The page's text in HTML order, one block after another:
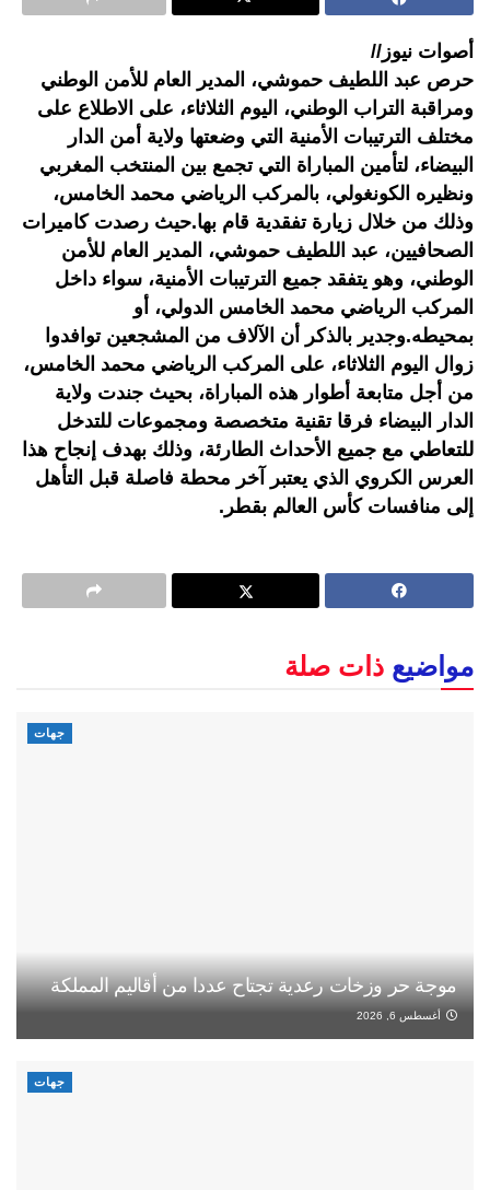
أصوات نيوز//
حرص عبد اللطيف حموشي، المدير العام للأمن الوطني
ومراقبة التراب الوطني، اليوم الثلاثاء، على الاطلاع على
مختلف الترتيبات الأمنية التي وضعتها ولاية أمن الدار
البيضاء، لتأمين المباراة التي تجمع بين المنتخب المغربي
ونظيره الكونغولي، بالمركب الرياضي محمد الخامس،
وذلك من خلال زيارة تفقدية قام بها.حيث رصدت كاميرات
الصحافيين، عبد اللطيف حموشي، المدير العام للأمن
الوطني، وهو يتفقد جميع الترتيبات الأمنية، سواء داخل
المركب الرياضي محمد الخامس الدولي، أو
بمحيطه.وجدير بالذكر أن الآلاف من المشجعين توافدوا
زوال اليوم الثلاثاء، على المركب الرياضي محمد الخامس،
من أجل متابعة أطوار هذه المباراة، بحيث جندت ولاية
الدار البيضاء فرقا تقنية متخصصة ومجموعات للتدخل
للتعاطي مع جميع الأحداث الطارئة، وذلك بهدف إنجاح هذا
العرس الكروي الذي يعتبر آخر محطة فاصلة قبل التأهل
إلى منافسات كأس العالم بقطر.
مواضيع ذات صلة
جهات
موجة حر وزخات رعدية تجتاح عددا من أقاليم المملكة
أغسطس 6, 2026
جهات